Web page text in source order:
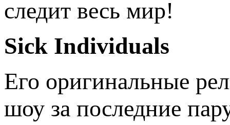
следит весь мир!
Sick Individuals
Его оригинальные
шоу за последние